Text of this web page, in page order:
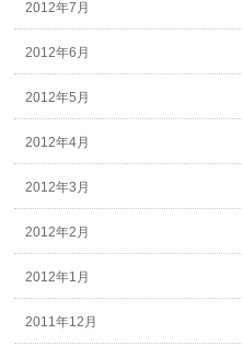
2012年7月
2012年6月
2012年5月
2012年4月
2012年3月
2012年2月
2012年1月
2011年12月